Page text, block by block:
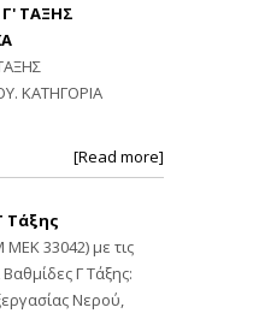
Γ' ΤΑΞΗΣ
ΚΑΤΗΓΟΡΙΑ
[Read more]
Τάξης
ΜΕΚ 33042) με τις
Γ Τάξης:
Νερού,